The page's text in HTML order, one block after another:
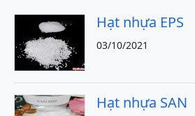
Hạt nhựa EPS
03/10/2021
Hạt nhựa SAN